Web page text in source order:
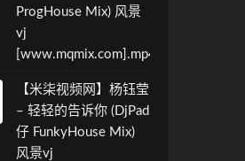
ProgHouse Mix) 风景
vj
[www.mqmix.com].mp4
【米柒视频网】杨钰莹
– 轻轻的告诉你 (DjPad
仔 FunkyHouse Mix)
风景vj